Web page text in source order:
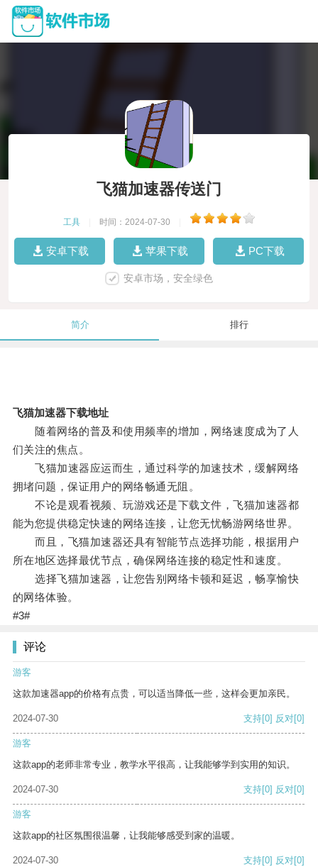
飞猫加速器传送门
工具 时间：2024-07-30
安卓下载 苹果下载 PC下载
安卓市场，安全绿色
简介 排行
飞猫加速器下载地址
随着网络的普及和使用频率的增加，网络速度成为了人
们关注的焦点。
飞猫加速器应运而生，通过科学的加速技术，缓解网络
拥堵问题，保证用户的网络畅通无阻。
不论是观看视频、玩游戏还是下载文件，飞猫加速器都
能为您提供稳定快速的网络连接，让您无忧畅游网络世界。
而且，飞猫加速器还具有智能节点选择功能，根据用户
所在地区选择最优节点，确保网络连接的稳定性和速度。
选择飞猫加速器，让您告别网络卡顿和延迟，畅享愉快
的网络体验。
#3#
评论
游客
这款加速器app的价格有点贵，可以适当降低一些，这样会更加亲民。
2024-07-30 支持[0] 反对[0]
游客
这款app的老师非常专业，教学水平很高，让我能够学到实用的知识。
2024-07-30 支持[0] 反对[0]
游客
这款app的社区氛围很温馨，让我能够感受到家的温暖。
2024-07-30 支持[0] 反对[0]